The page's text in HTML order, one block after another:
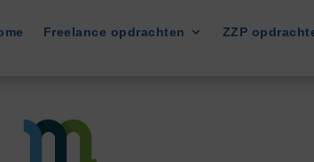
Freelance opdrachten ZZP